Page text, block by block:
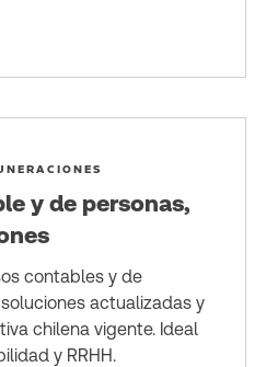
y de personas,
contables y de
actualizadas y
chilena vigente. Ideal
y RRHH.